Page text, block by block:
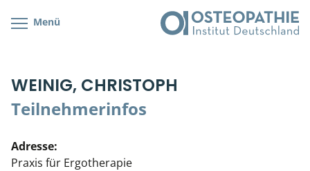
Menü
WEINIG, CHRISTOPH
Teilnehmerinfos
Adresse:
Praxis für Ergotherapie
Cranial/Neurale Osteopathie
Parietale Osteopathie
Viszerale Osteopathie
Bonus-Programm
Veranstaltungsticket DB
Wissenswertes
Teilnehmerliste
Stellenbörse
Soziales Engagement